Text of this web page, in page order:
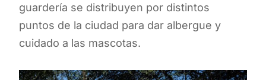
guardería se distribuyen por distintos
puntos de la ciudad para dar albergue y
cuidado a las mascotas.